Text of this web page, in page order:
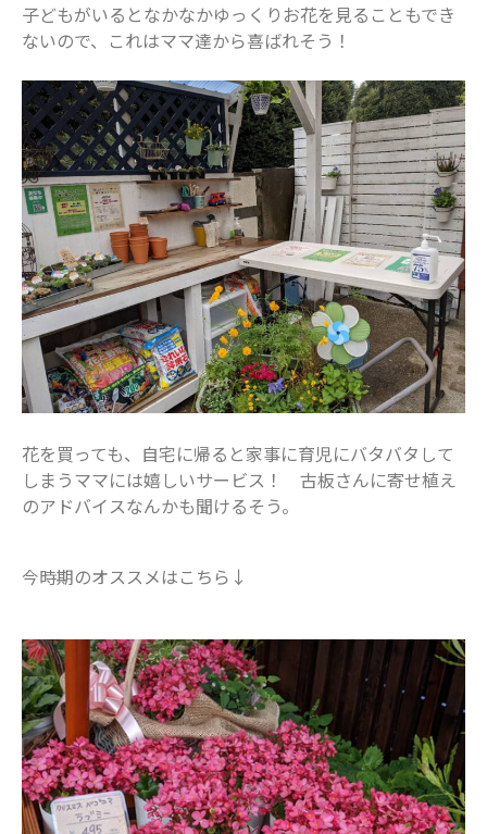
2021年6月
2021年5月
2021年4月
2021年3月
2021年2月
2021年1月
2020年12月
2020年11月
2020年10月
2020年9月
2020年8月
2020年7月
2020年6月
2020年4月
2020年3月
2020年1月
2019年10月
2019年9月
2019年8月
2019年7月
2019年6月
2019年5月
子どもがいるとなかなかゆっくりお花を見ることもでき
ないので、これはママ達から喜ばれそう！
花を買っても、自宅に帰ると家事に育児にバタバタして
しまうママには嬉しいサービス！ 古板さんに寄せ植え
のアドバイスなんかも聞けるそう。
今時期のオススメはこちら↓